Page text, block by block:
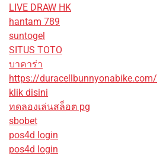
LIVE DRAW HK
hantam 789
suntogel
SITUS TOTO
บาคาร่า
https://duracellbunnyonabike.com/
klik disini
ทดลองเล่นสล็อต pg
sbobet
pos4d login
pos4d login